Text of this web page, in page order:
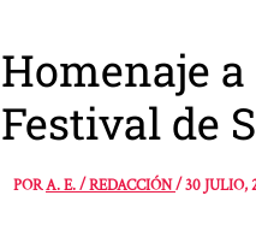
Homenaje
Festival de
PORA. E. / REDACCIÓN/30 JULIO,